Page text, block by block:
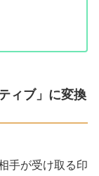
ィブ」に変換
手が受け取る印